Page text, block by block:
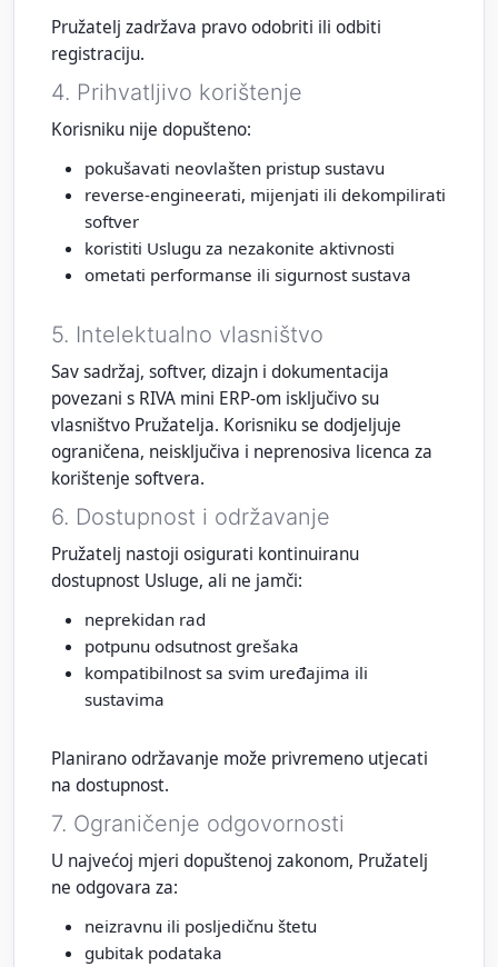
Pružatelj zadržava pravo odobriti ili odbiti
registraciju.
4. Prihvatljivo korištenje
Korisniku nije dopušteno:
pokušavati neovlašten pristup sustavu
reverse‑engineerati, mijenjati ili dekompilirati
softver
koristiti Uslugu za nezakonite aktivnosti
ometati performanse ili sigurnost sustava
5. Intelektualno vlasništvo
Sav sadržaj, softver, dizajn i dokumentacija
povezani s RIVA mini ERP‑om isključivo su
vlasništvo Pružatelja. Korisniku se dodjeljuje
ograničena, neisključiva i neprenosiva licenca za
korištenje softvera.
6. Dostupnost i održavanje
Pružatelj nastoji osigurati kontinuiranu
dostupnost Usluge, ali ne jamči:
neprekidan rad
potpunu odsutnost grešaka
kompatibilnost sa svim uređajima ili
sustavima
Planirano održavanje može privremeno utjecati
na dostupnost.
7. Ograničenje odgovornosti
U najvećoj mjeri dopuštenoj zakonom, Pružatelj
ne odgovara za:
neizravnu ili posljedičnu štetu
gubitak podataka